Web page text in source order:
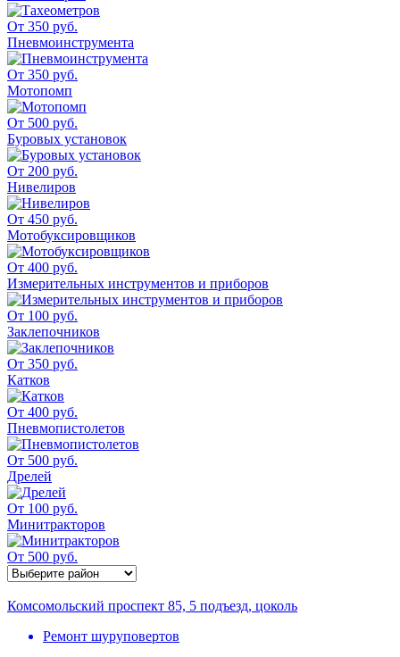
От 350 руб.
Пневмоинструмента
От 350 руб.
Мотопомп
От 500 руб.
Буровых установок
От 200 руб.
Нивелиров
От 450 руб.
Мотобуксировщиков
От 400 руб.
Измерительных инструментов и приборов
От 100 руб.
Заклепочников
От 350 руб.
Катков
От 400 руб.
Пневмопистолетов
От 500 руб.
Дрелей
От 100 руб.
Минитракторов
От 500 руб.
Комсомольский проспект 85, 5 подъезд, цоколь
Ремонт шуруповертов